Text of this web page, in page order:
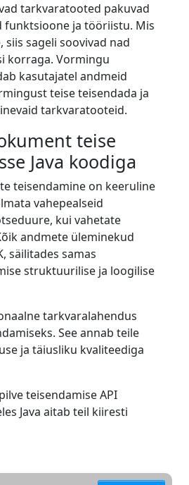
tarkvaratooted pakuvad
funktsioone ja tööriistu. Mis
sageli soovivad nad
korraga. Vormingu
kasutajatel andmeid
teise teisendada ja
tarkvaratooteid.
teise
Java koodiga
teisendamine on keeruline
vahepealseid
kui vahetate
andmete üleminekud
säilitades samas
struktuurilise ja loogilise
tarkvaralahendus
See annab teile
ja täiusliku kvaliteediga
teisendamise API
Java aitab teil kiiresti